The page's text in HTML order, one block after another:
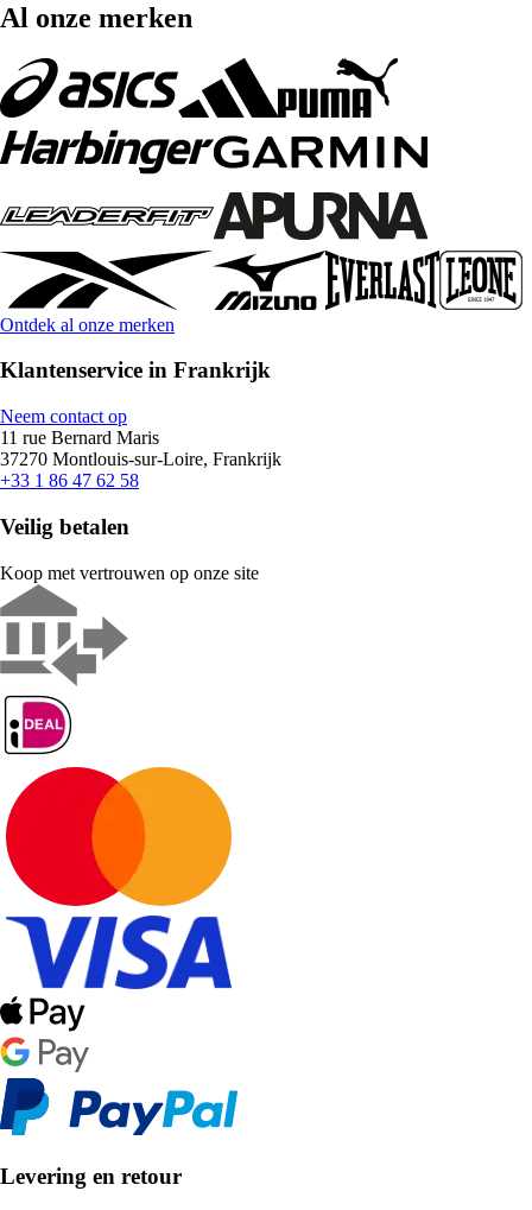
Al onze merken
Ontdek al onze merken
Klantenservice in Frankrijk
Neem contact op
11 rue Bernard Maris
37270 Montlouis-sur-Loire, Frankrijk
+33 1 86 47 62 58
Veilig betalen
Koop met vertrouwen op onze site
Levering en retour